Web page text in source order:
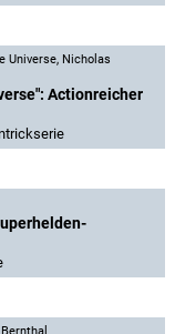
Universe, Nicholas
Actionreicher